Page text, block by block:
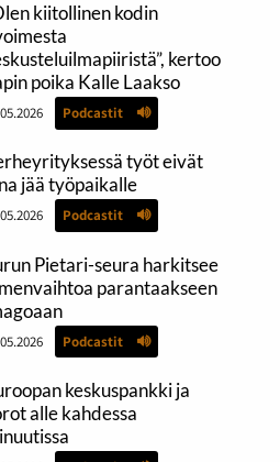
kiitollinen kodin
kertoo
poika Kalle Laakso
Podcastit
työt eivät
jää työpaikalle
Podcastit
Pietari-seura harkitsee
parantaakseen
Podcastit
keskuspankki ja
alle kahdessa